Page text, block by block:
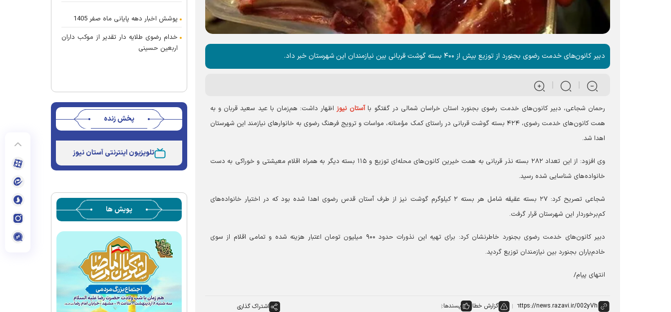
دبیر کانون‌های خدمت رضوی بجنورد از توزیع بیش از ۴۰۰ بسته گوشت قربانی بین نیازمندان این شهرستان خبر داد.
رحمان شجاعی، دبیر کانون‌های خدمت رضوی بجنورد استان خراسان شمالی در گفتگو باآستان نیوز اظهار داشت: هم‌زمان با عید سعید قربان و به
همت کانون‌های خدمت رضوی، ۴۲۴ بسته گوشت قربانی در راستای کمک مؤمنانه، مواسات و ترویج فرهنگ رضوی به خانوارهای نیازمند این شهرستان
اهدا شد.
وی افزود: از این تعداد ۲۸۲ بسته نذر قربانی به همت خیرین کانون‌های محله‌ای توزیع و ۱۱۵ بسته دیگر به همراه اقلام معیشتی و خوراکی به دست
خانواده‌های شناسایی شده رسید.
شجاعی تصریح کرد: ۲۷ بسته عقیقه شامل هر بسته ۲ کیلوگرم گوشت نیز از طرف آستان قدس رضوی اهدا شده بود که در اختیار خانواده‌های
کم‌برخوردار این شهرستان قرار گرفت.
دبیر کانون‌های خدمت رضوی بجنورد خاطرنشان کرد: برای تهیه این نذورات حدود ۹۰۰ میلیون تومان اعتبار هزینه شده و تمامی اقلام از سوی
خادم‌یاران بجنورد بین نیازمندان توزیع گردید.
انتهای پیام/
گزارش خطا پسندها: اشتراک گذاری
پوشش اخبار دهه پایانی ماه صفر 1405
خدام رضوی طلایه دار تقدیر از موکب داران
اربعین حسینی
پخش زنده
تلویزیون اینترنتی آستان نیوز
پویش ها